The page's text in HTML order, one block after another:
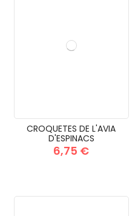
CROQUETES DE L'AVIA
D'ESPINACS
6,75 €